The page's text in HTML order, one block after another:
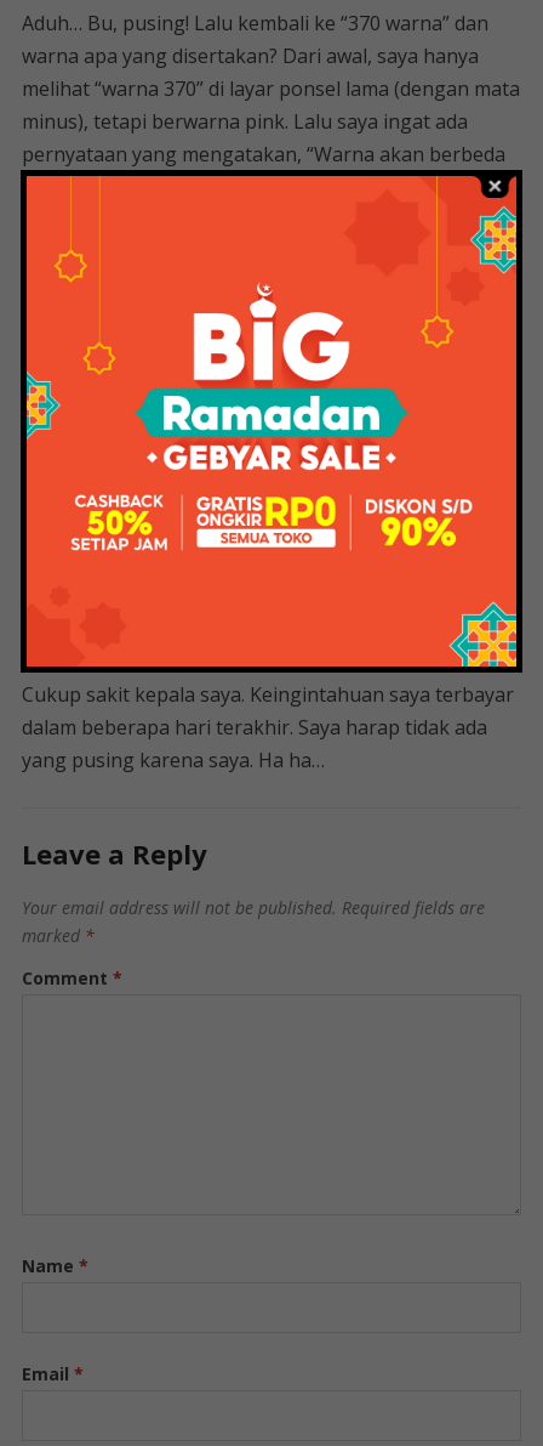
Aduh… Bu, pusing! Lalu kembali ke “370 warna” dan
warna apa yang disertakan? Dari awal, saya hanya
melihat “warna 370” di layar ponsel lama (dengan mata
minus), tetapi berwarna pink. Lalu saya ingat ada
pernyataan yang mengatakan, “Warna akan berbeda
(>_<). Akhirnya saya cek dengan laptop. Jadi "warna
370" terlihat seperti ini. (Saya pusing)
Sekali lagi saya mencocokkan tabel warna Matlab dan
tabel warna di sini. “Warna 370” memiliki nomor hex
#9A0A69 (saya cek di html-color-codes.info).
Anti Norak, Deretan Padu Padan Outfit Hijab
Pakai Celana Warna Magenta Dari Selebgram
Menurut saya (sekali lagi menurut saya) dengan layar
Cukup sakit kepala saya. Keingintahuan saya terbayar
dalam beberapa hari terakhir. Saya harap tidak ada
yang pusing karena saya. Ha ha…
Leave a Reply
Your email address will not be published. Required fields are
marked *
Comment *
Name *
Email *